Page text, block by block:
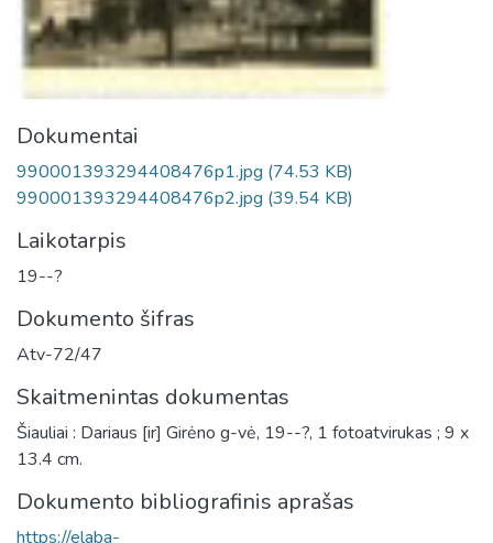
Dokumentai
990001393294408476p1.jpg (74.53 KB)
990001393294408476p2.jpg (39.54 KB)
Laikotarpis
19--?
Dokumento šifras
Atv-72/47
Skaitmenintas dokumentas
Šiauliai : Dariaus [ir] Girėno g-vė, 19--?, 1 fotoatvirukas ; 9 x
13.4 cm.
Dokumento bibliografinis aprašas
https://elaba-